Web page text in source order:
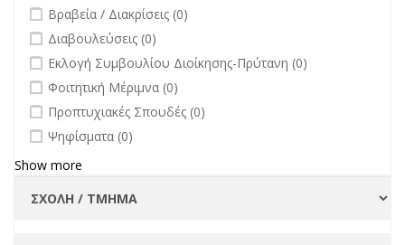
undefined
Βραβεία / Διακρίσεις (0)
undefined
Διαβουλεύσεις (0)
undefined
Εκλογή Συμβουλίου Διοίκησης-Πρύτανη (0)
undefined
Φοιτητική Μέριμνα (0)
undefined
Προπτυχιακές Σπουδές (0)
undefined
Ψηφίσματα (0)
Show more